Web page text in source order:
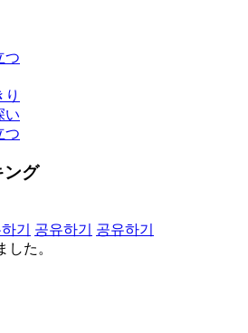
つ
り
い
つ
ング
기 공유하기
공유하기
した。